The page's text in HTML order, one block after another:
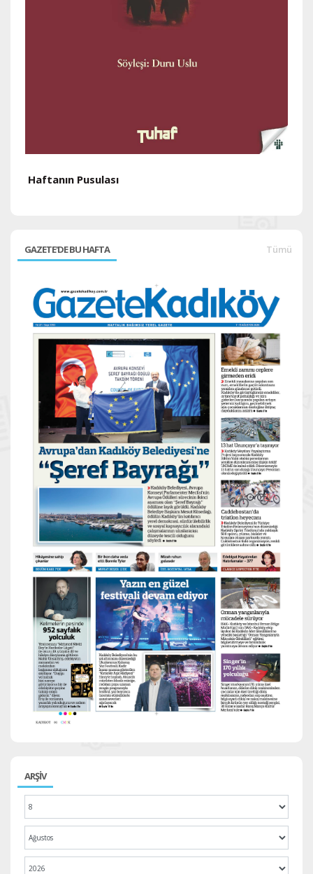
Haftanın Pusulası
GAZETE'DE BU HAFTA Tümü
ARŞİV